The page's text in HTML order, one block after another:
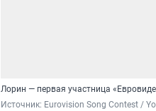
Лорин — первая участница
Источник: Eurovision Song Contest /